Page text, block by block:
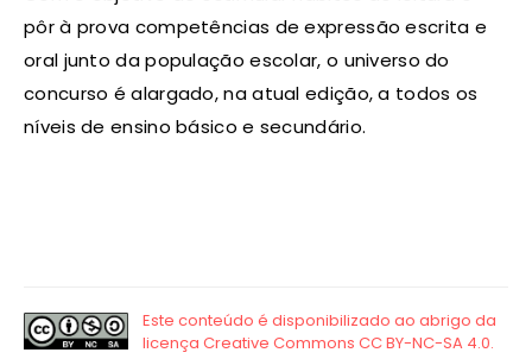
pôr à prova competências de expressão escrita e
oral junto da população escolar, o universo do
concurso é alargado, na atual edição, a todos os
níveis de ensino básico e secundário.